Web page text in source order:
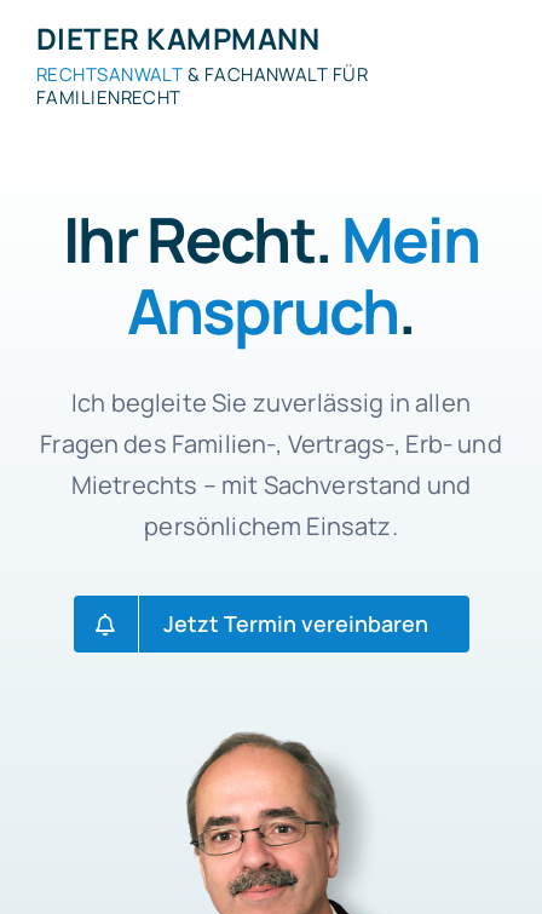
content
DIETER KAMPMANN
RECHTSANWALT& FACHANWALT FÜR
FAMILIENRECHT
Ihr Recht. Mein
Anspruch.
Ich begleite Sie zuverlässig in allen
Fragen des Familien-, Vertrags-, Erb- und
Mietrechts – mit Sachverstand und
persönlichem Einsatz.
Jetzt Termin vereinbaren